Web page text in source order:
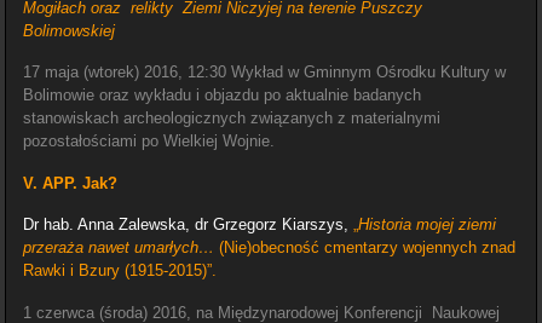
Mogiłach oraz relikty Ziemi Niczyjej na terenie Puszczy
Bolimowskiej
17 maja (wtorek) 2016, 12:30 Wykład w Gminnym Ośrodku Kultury w
Bolimowie oraz wykładu i objazdu po aktualnie badanych
stanowiskach archeologicznych związanych z materialnymi
pozostałościami po Wielkiej Wojnie.
V. APP. Jak?
Dr hab. Anna Zalewska, dr Grzegorz Kiarszys, „Historia mojej ziemi
przeraża nawet umarłych… (Nie)obecność cmentarzy wojennych znad
Rawki i Bzury (1915-2015)”.
1 czerwca (środa) 2016, na Międzynarodowej Konferencji Naukowej